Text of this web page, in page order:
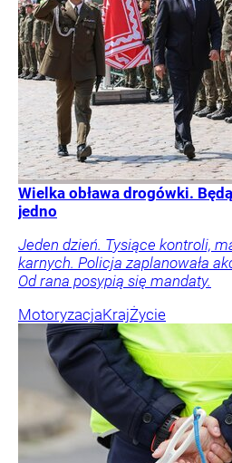
Wielka obława drogówki.
jedno
Jeden dzień. Tysiące kontroli,
karnych. Policja zaplanowała
Od rana posypią się mandaty.
MotoryzacjaKrajŻycie